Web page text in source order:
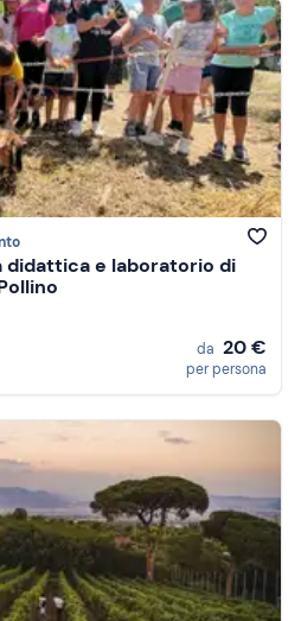
didattica e laboratorio di
da 20 €
per persona